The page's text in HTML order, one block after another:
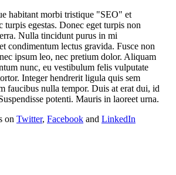
habitant morbi tristique "SEO" et
turpis egestas. Donec eget turpis non
Nulla tincidunt purus in mi
condimentum lectus gravida. Fusce non
ipsum leo, nec pretium dolor. Aliquam
nunc, eu vestibulum felis vulputate
Integer hendrerit ligula quis sem
faucibus nulla tempor. Duis at erat dui, id
potenti. Mauris in laoreet urna.
on Twitter, Facebook and LinkedIn